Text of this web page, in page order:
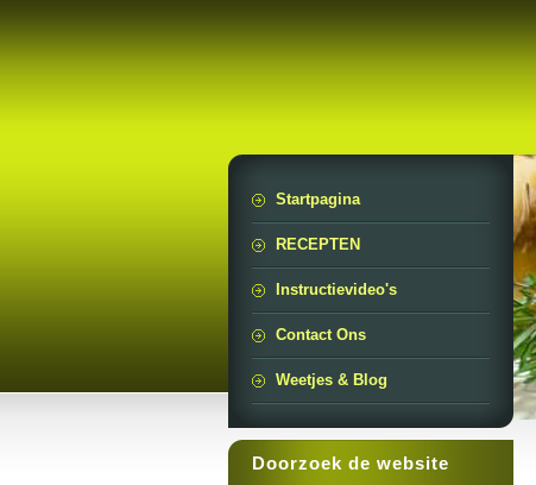
Startpagina
RECEPTEN
Instructievideo's
Contact Ons
Weetjes & Blog
Doorzoek de website